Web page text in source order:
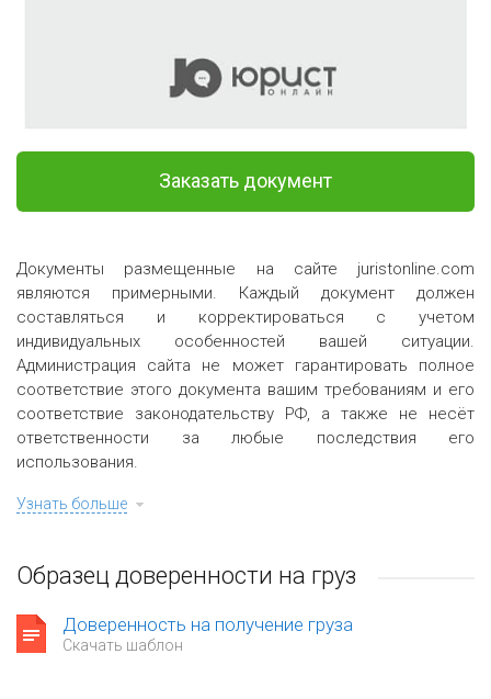
Документы размещенные на сайте juristonline.com
являются примерными. Каждый документ должен
составляться и корректироваться с учетом
индивидуальных особенностей вашей ситуации.
Администрация сайта не может гарантировать полное
соответствие этого документа вашим требованиям и его
соответствие законодательству РФ, а также не несёт
ответственности за любые последствия его
использования.
Узнать больше
Заказать документ
Образец доверенности на груз
Доверенность на получение груза
Скачать шаблон